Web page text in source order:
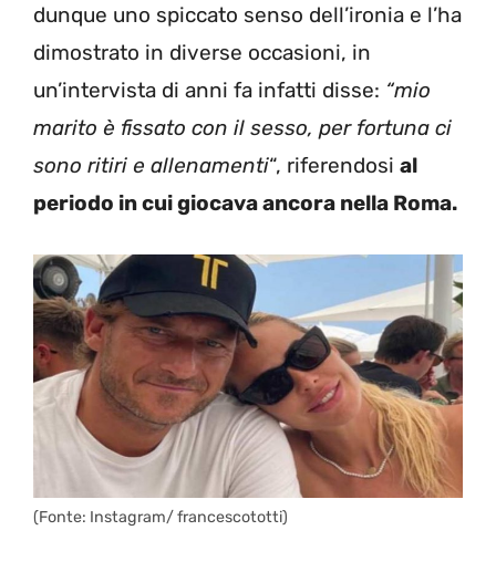
dunque uno spiccato senso dell’ironia e l’ha
dimostrato in diverse occasioni, in
un’intervista di anni fa infatti disse: “mio
marito è fissato con il sesso, per fortuna ci
sono ritiri e allenamenti“, riferendosi al
periodo in cui giocava ancora nella Roma.
(Fonte: Instagram/ francescototti)